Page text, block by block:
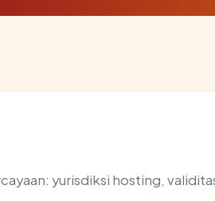
yurisdiksi hosting,